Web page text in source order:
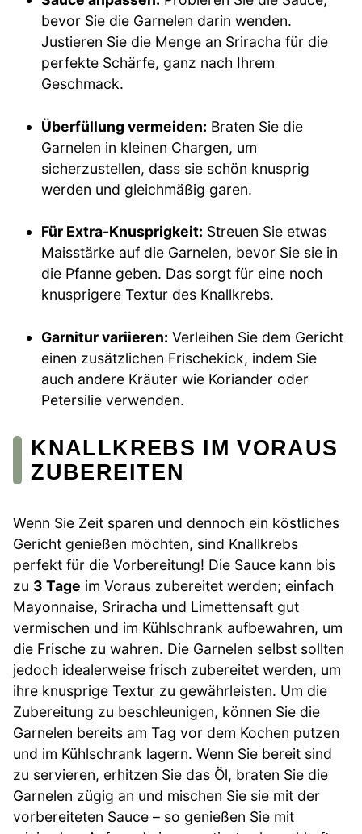
bevor Sie die Garnelen darin wenden.
Justieren Sie die Menge an Sriracha für die
perfekte Schärfe, ganz nach Ihrem
Geschmack.
Überfüllung vermeiden: Braten Sie die
Garnelen in kleinen Chargen, um
sicherzustellen, dass sie schön knusprig
werden und gleichmäßig garen.
Für Extra-Knusprigkeit: Streuen Sie etwas
Maisstärke auf die Garnelen, bevor Sie sie in
die Pfanne geben. Das sorgt für eine noch
knusprigere Textur des Knallkrebs.
Garnitur variieren: Verleihen Sie dem Gericht
einen zusätzlichen Frischekick, indem Sie
auch andere Kräuter wie Koriander oder
Petersilie verwenden.
KNALLKREBS IM VORAUS
ZUBEREITEN
Wenn Sie Zeit sparen und dennoch ein köstliches
Gericht genießen möchten, sind Knallkrebs
perfekt für die Vorbereitung! Die Sauce kann bis
zu 3 Tage im Voraus zubereitet werden; einfach
Mayonnaise, Sriracha und Limettensaft gut
vermischen und im Kühlschrank aufbewahren, um
die Frische zu wahren. Die Garnelen selbst sollten
jedoch idealerweise frisch zubereitet werden, um
ihre knusprige Textur zu gewährleisten. Um die
Zubereitung zu beschleunigen, können Sie die
Garnelen bereits am Tag vor dem Kochen putzen
und im Kühlschrank lagern. Wenn Sie bereit sind
zu servieren, erhitzen Sie das Öl, braten Sie die
Garnelen zügig an und mischen Sie sie mit der
vorbereiteten Sauce – so genießen Sie mit